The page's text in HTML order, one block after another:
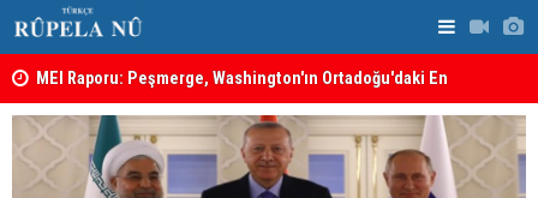
MEI Raporu: Peşmerge, Washington'ın Ortadoğu'daki En
Önemli Güvenlik Ortaklarından Biri ABD'nin